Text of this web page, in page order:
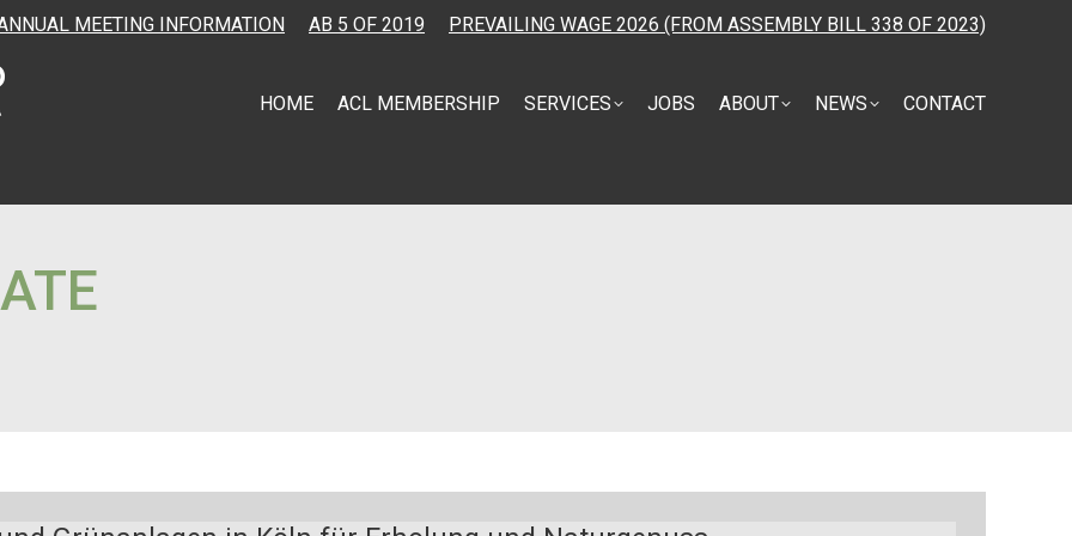
MEETING INFORMATION AB 5 OF 2019 PREVAILING WAGE 2026 (FROM ASSEMBLY BILL 338 OF 2023)
HOME ACL MEMBERSHIP SERVICES JOBS ABOUT NEWS CONTACT